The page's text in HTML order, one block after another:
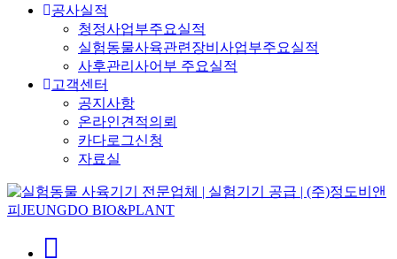
공사실적
청정사업부주요실적
실험동물사육관련장비사업부주요실적
사후관리사어부 주요실적
고객센터
공지사항
온라인견적의뢰
카다로그신청
자료실